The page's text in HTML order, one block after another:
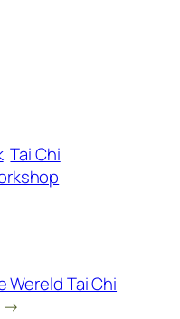
Tai Chi
Wereld Tai Chi
→